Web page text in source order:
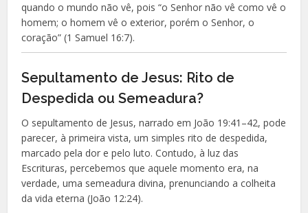
quando o mundo não vê, pois “o Senhor não vê como vê o
homem; o homem vê o exterior, porém o Senhor, o
coração” (1 Samuel 16:7).
Sepultamento de Jesus: Rito de
Despedida ou Semeadura?
O sepultamento de Jesus, narrado em João 19:41–42, pode
parecer, à primeira vista, um simples rito de despedida,
marcado pela dor e pelo luto. Contudo, à luz das
Escrituras, percebemos que aquele momento era, na
verdade, uma semeadura divina, prenunciando a colheita
da vida eterna (João 12:24).